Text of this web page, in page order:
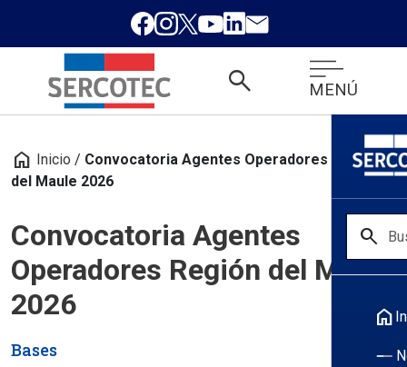
search MENÚ
search
home
home Inicio / Convocatoria Agentes Operadores Región
del Maule 2026
Convocatoria Agentes
Operadores Región del Maule
2026
Bases